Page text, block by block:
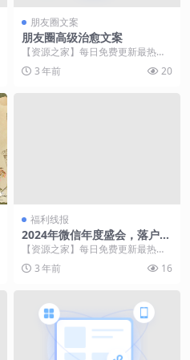
朋友圈文案
朋友圈高级治愈文案
【资源之家】每日免费更新最热门
的副业项目资源 1."我先成为我自己
&#...3 年前 20
福利线报
2024年微信年度盛会，落户琶
洲！海珠合伙人+1
【资源之家】每日免费更新最热门
的副业项目资源 1月11日 2024微信
公开课Pr...
3 年前 16